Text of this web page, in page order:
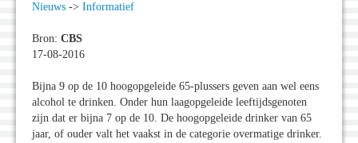
Nieuws -> Informatief
Bron: CBS
17-08-2016
Bijna 9 op de 10 hoogopgeleide 65-plussers geven aan wel eens
alcohol te drinken. Onder hun laagopgeleide leeftijdsgenoten
zijn dat er bijna 7 op de 10. De hoogopgeleide drinker van 65
jaar, of ouder valt het vaakst in de categorie overmatige drinker.